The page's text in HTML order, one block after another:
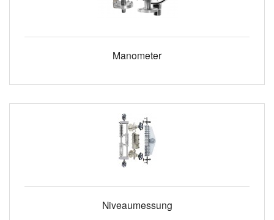
Manometer
Niveaumessung